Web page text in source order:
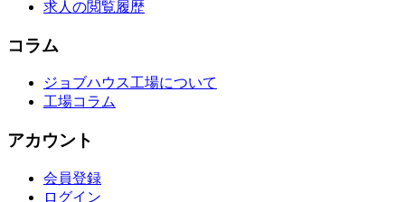
求人の閲覧履歴
コラム
ジョブハウス工場について
工場コラム
アカウント
会員登録
ログイン